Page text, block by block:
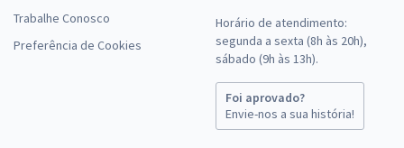
Trabalhe Conosco
Preferência de Cookies
Horário de atendimento:
segunda a sexta (8h às 20h),
sábado (9h às 13h).
Foi aprovado?
Envie-nos a sua história!